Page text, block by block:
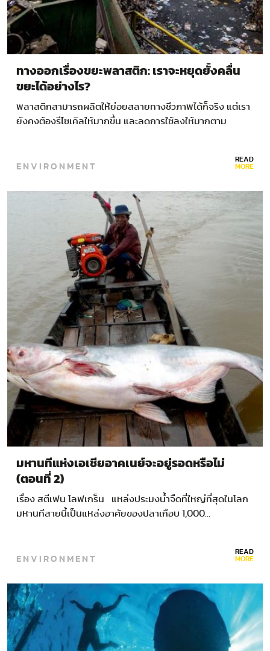
ทางออกเรื่องขยะพลาสติก: เราจะหยุดยั้งคลื่น
ขยะได้อย่างไร?
พลาสติกสามารถผลิตให้ย่อยสลายทางชีวภาพได้ก็จริง แต่เรา
ยังคงต้องรีไซเคิลให้มากขึ้น และลดการใช้ลงให้มากตาม
ENVIRONMENT READ
MORE
มหานทีแห่งเอเชียอาคเนย์จะอยู่รอดหรือไม่
(ตอนที่ 2)
เรื่อง สตีเฟน โลฟเกร็น แหล่งประมงน้ำจืดที่ใหญ่ที่สุดในโลก
มหานทีสายนี้เป็นแหล่งอาศัยของปลาเกือบ 1,000…
ENVIRONMENT READ
MORE